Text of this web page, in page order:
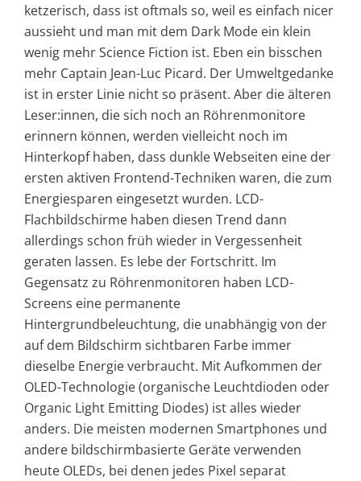
ketzerisch, dass ist oftmals so, weil es einfach nicer
aussieht und man mit dem Dark Mode ein klein
wenig mehr Science Fiction ist. Eben ein bisschen
mehr Captain Jean-Luc Picard. Der Umweltgedanke
ist in erster Linie nicht so präsent. Aber die älteren
Leser:innen, die sich noch an Röhrenmonitore
erinnern können, werden vielleicht noch im
Hinterkopf haben, dass dunkle Webseiten eine der
ersten aktiven Frontend-Techniken waren, die zum
Energiesparen eingesetzt wurden. LCD-
Flachbildschirme haben diesen Trend dann
allerdings schon früh wieder in Vergessenheit
geraten lassen. Es lebe der Fortschritt. Im
Gegensatz zu Röhrenmonitoren haben LCD-
Screens eine permanente
Hintergrundbeleuchtung, die unabhängig von der
auf dem Bildschirm sichtbaren Farbe immer
dieselbe Energie verbraucht. Mit Aufkommen der
OLED-Technologie (organische Leuchtdioden oder
Organic Light Emitting Diodes) ist alles wieder
anders. Die meisten modernen Smartphones und
andere bildschirmbasierte Geräte verwenden
heute OLEDs, bei denen jedes Pixel separat